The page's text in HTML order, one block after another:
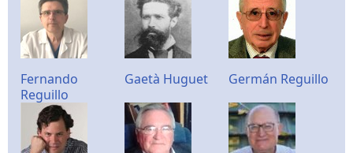
Fernando
Reguillo
Gaetà Huguet Germán Reguillo